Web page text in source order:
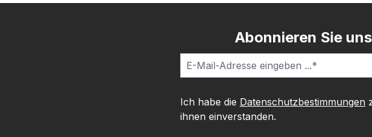
Abonnieren Sie
Ich habe die Datenschutzbestimmungen
ihnen einverstanden.